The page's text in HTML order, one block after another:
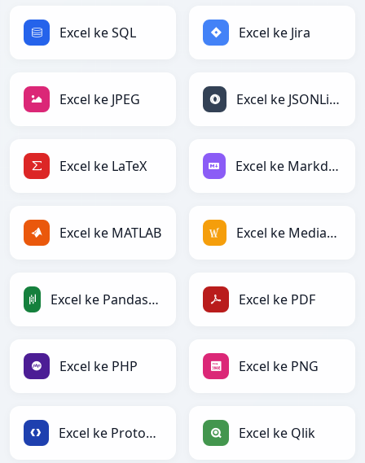
Excel ke SQL Excel ke Jira
Excel ke JPEG Excel ke JSONLines
Excel ke LaTeX Excel ke Markdown
Excel ke MATLAB Excel ke MediaWiki
Excel ke PandasDataFrame Excel ke PDF
Excel ke PHP Excel ke PNG
Excel ke Protobuf Excel ke Qlik